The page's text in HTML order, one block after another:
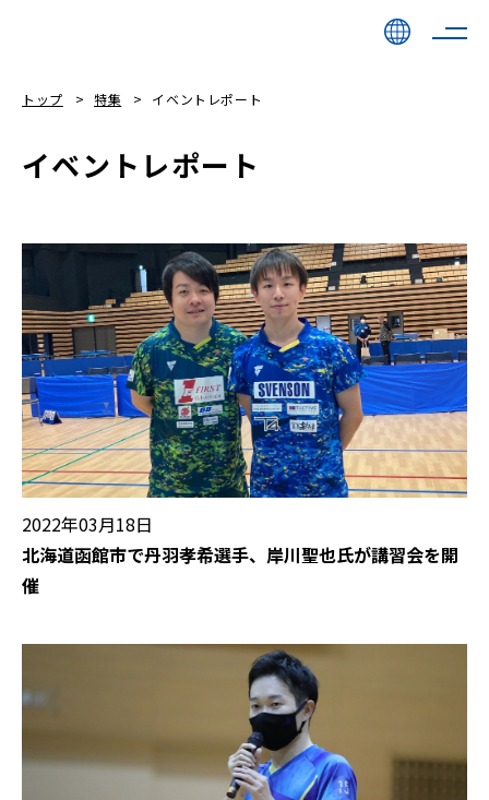
トップ 特集 イベントレポート
イベントレポート
2022年03月18日
北海道函館市で丹羽孝希選手、岸川聖也氏が講習会を開
催